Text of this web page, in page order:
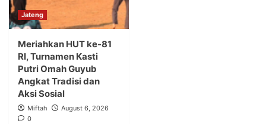
Jateng
Meriahkan HUT ke-81
RI, Turnamen Kasti
Putri Omah Guyub
Angkat Tradisi dan
Aksi Sosial
Miftah
August 6, 2026
0